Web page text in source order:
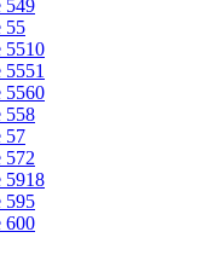
549
55
5510
5560
558
57
572
5918
595
600